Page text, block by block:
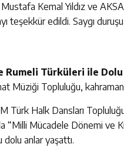
Kemal Yıldız ve
teşekkür edildi. Saygı
Rumeli Türküleri ile
Müziği Topluluğu,
Türk Halk Dansları
“Milli Mücadele Dönemi ve
anlar yaşattı.